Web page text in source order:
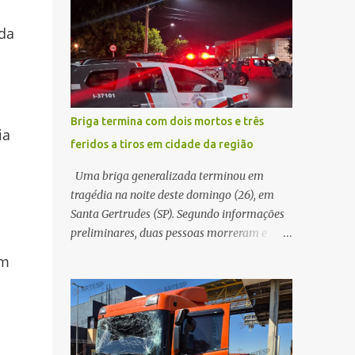
conseguir acessar o sistema, a vítima tentou
novamente contato com o suposto gerente,
mas não obteve resposta. Na segunda-fe...
quando acabou colidindo na traseira de um
Jeep Renegade. Segundo relato da condutora
do veículo, o trânsito estava lento e
congestionado devido a obras realizadas na
rodovia, momento em que ocorreu o
impacto. Com a violência da colisão, o
motociclista foi arremessado ao solo.
Testemunhas relataram que o capacete teria
se desprendido durante o acidente. O jovem
sofreu ferimentos gravíssimos e morreu
ainda no local. Equipes de resgate e de
atendimento da concessionária responsável
socorro à vítima. No entanto, o óbito foi
constatado ainda no local do acidente. A
Polícia Militar Rodoviária compareceu para
o registro da ocorrência...
Briga termina com dois mortos e três
feridos a tiros em cidade da região
Uma briga generalizada terminou em
tragédia na noite deste domingo (26), em
Santa Gertrudes (SP). Segundo informações
preliminares, duas pessoas morreram e
adega. O caso aconteceu por volta das
20h40, na região da Avenida João Vitte. De
acordo com as primeiras informações, a
confusão teria começado dentro do